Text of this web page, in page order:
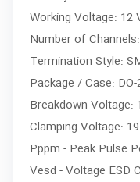
Working Voltage: 12
Number of
Termination Style:
Package / Case:
Breakdown Voltage:
Clamping Voltage:
Pppm - Peak Pulse
Vesd - Voltage ESD